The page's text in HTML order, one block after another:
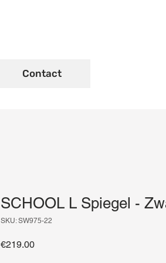
Contact
SCHOOL L Spiegel -
SKU: SW975-22
€219.00Price